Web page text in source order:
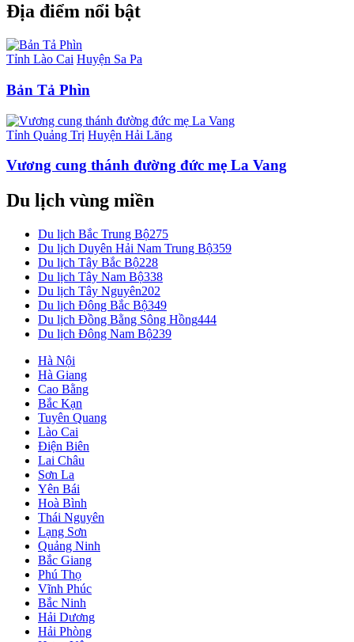
Địa điểm nổi bật
Tỉnh Lào Cai Huyện Sa Pa
Bản Tả Phìn
Tỉnh Quảng Trị Huyện Hải Lăng
Vương cung thánh đường đức mẹ La Vang
Du lịch vùng miền
Du lịch Bắc Trung Bộ275
Du lịch Duyên Hải Nam Trung Bộ359
Du lịch Tây Bắc Bộ228
Du lịch Tây Nam Bộ338
Du lịch Tây Nguyên202
Du lịch Đông Bắc Bộ349
Du lịch Đồng Bằng Sông Hồng444
Du lịch Đông Nam Bộ239
Hà Nội
Hà Giang
Cao Bằng
Bắc Kạn
Tuyên Quang
Lào Cai
Điện Biên
Lai Châu
Sơn La
Yên Bái
Hoà Bình
Thái Nguyên
Lạng Sơn
Quảng Ninh
Bắc Giang
Phú Thọ
Vĩnh Phúc
Bắc Ninh
Hải Dương
Hải Phòng